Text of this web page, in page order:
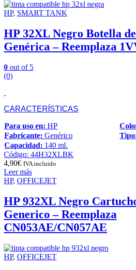
HP, SMART TANK
HP 32XL Negro Botella
Genérica – Reemplaza
0 out of 5
(0)
CARACTERÍSTICAS
Para uso en: HP
Fabricante: Genérico
Capacidad: 140 ml.
Código: 44H32XLBK
4,90€ IVA incluido
Leer más
HP, OFFICEJET
HP 932XL Negro
Generico – Reemplaza
CN053AE/CN057AE
HP, OFFICEJET